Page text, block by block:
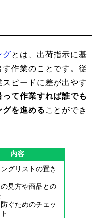
グとは、出荷指示に基
作業のことです。従
ピードに差が出やす
って作業すれば誰でも
グを進める ことができ
内容
ングリストの置き
の見方や商品との
防ぐためのチェッ